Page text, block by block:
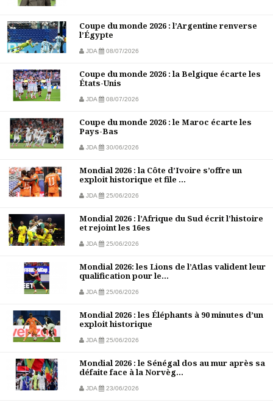
Coupe du monde 2026 : l’Argentine renverse
l’Égypte
JDA 08/07/2026
Coupe du monde 2026 : la Belgique écarte les
États-Unis
JDA 08/07/2026
Coupe du monde 2026 : le Maroc écarte les
Pays-Bas
JDA 30/06/2026
Mondial 2026 : la Côte d’Ivoire s’offre un
exploit historique et file ...
JDA 25/06/2026
Mondial 2026 : l’Afrique du Sud écrit l’histoire
et rejoint les 16es
JDA 25/06/2026
Mondial 2026: les Lions de l’Atlas valident leur
qualification pour le...
JDA 25/06/2026
Mondial 2026 : les Éléphants à 90 minutes d’un
exploit historique
JDA 25/06/2026
Mondial 2026 : le Sénégal dos au mur après sa
défaite face à la Norvèg...
JDA 23/06/2026